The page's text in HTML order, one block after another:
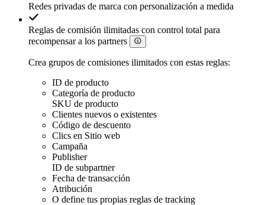
Redes privadas de marca con personalización a medida
Reglas de comisión ilimitadas con control total para
recompensar a los partners
Crea grupos de comisiones ilimitados con estas reglas:
ID de producto
Categoría de producto
SKU de producto
Clientes nuevos o existentes
Código de descuento
Clics en Sitio web
Campaña
Publisher
ID de subpartner
Fecha de transacción
Atribución
O define tus propias reglas de tracking